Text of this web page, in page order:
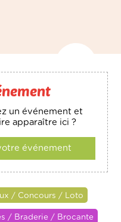
un événement et
apparaître ici ?
événement
/ Concours / Loto
/ Braderie / Brocante